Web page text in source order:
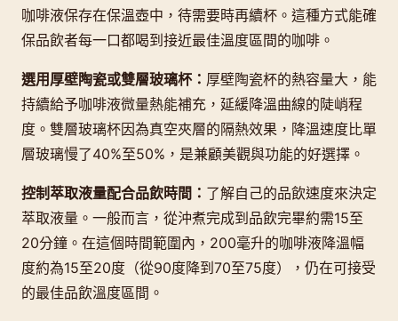
咖啡液保存在保溫壺中，待需要時再續杯。這種方式能確
保品飲者每一口都喝到接近最佳溫度區間的咖啡。
選用厚壁陶瓷或雙層玻璃杯： 厚壁陶瓷杯的熱容量大，能
持續給予咖啡液微量熱能補充，延緩降溫曲線的陡峭程
度。雙層玻璃杯因為真空夾層的隔熱效果，降溫速度比單
層玻璃慢了40%至50%，是兼顧美觀與功能的好選擇。
控制萃取液量配合品飲時間： 了解自己的品飲速度來決定
萃取液量。一般而言，從沖煮完成到品飲完畢約需15至
20分鐘。在這個時間範圍內，200毫升的咖啡液降溫幅
度約為15至20度（從90度降到70至75度），仍在可接受
的最佳品飲溫度區間。